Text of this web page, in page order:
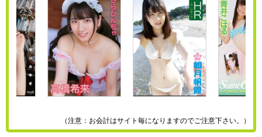
（注意：お会計はサイト毎になりますのでご注意下さい。）